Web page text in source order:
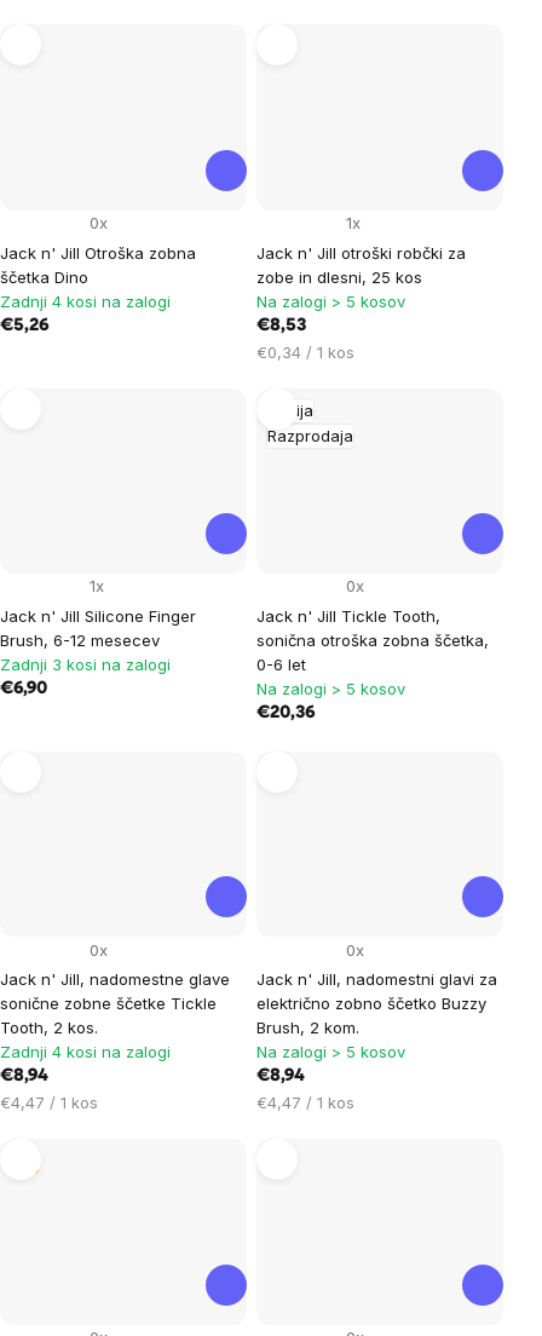
Jack n' Jill Otroška zobna
ščetka Dino
0x
Zadnji 4 kosi na zalogi
€5,26
Jack n' Jill otroški robčki za
zobe in dlesni, 25 kos
1x
Na zalogi > 5 kosov
€8,53
Cena
enoto:
€0,34 / 1 kos
Jack n' Jill Silicone Finger
Brush, 6-12 mesecev
1x
Zadnji 3 kosi na zalogi
€6,90
Akcija
Razprodaja
Jack n' Jill Tickle Tooth,
sonična otroška zobna ščetka,
0-6 let
0x
Na zalogi > 5 kosov
€20,36
Jack n' Jill, nadomestne glave
sonične zobne ščetke Tickle
Tooth, 2 kos.
0x
Zadnji 4 kosi na zalogi
€8,94
Cena
€4,47 / 1 kos
Jack n' Jill, nadomestni glavi za
električno zobno ščetko Buzzy
Brush, 2 kom.
0x
Na zalogi > 5 kosov
€8,94
Cena
€4,47 / 1 kos